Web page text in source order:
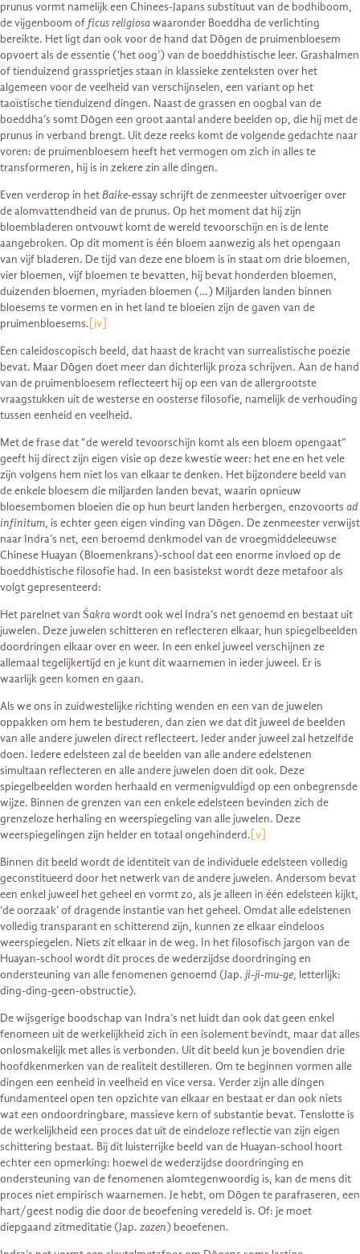
prunus vormt namelijk een Chinees-Japans substituut van de bodhiboom,
de vijgenboom of ficus religiosawaaronder Boeddha de verlichting
bereikte. Het ligt dan ook voor de hand dat Dōgen de pruimenbloesem
opvoert als de essentie (‘het oog’) van de boeddhistische leer. Grashalmen
of tienduizend grassprietjes staan in klassieke zenteksten over het
algemeen voor de veelheid van verschijnselen, een variant op het
taoïstische tienduizend dingen. Naast de grassen en oogbal van de
boeddha’s somt Dōgen een groot aantal andere beelden op, die hij met de
prunus in verband brengt. Uit deze reeks komt de volgende gedachte naar
voren: de pruimenbloesem heeft het vermogen om zich in alles te
transformeren, hij is in zekere zin alle dingen.
Even verderop in hetBaike-essay schrijft de zenmeester uitvoeriger over
de alomvattendheid van de prunus. Op het moment dat hij zijn
bloembladeren ontvouwt komt de wereld tevoorschijn en is de lente
aangebroken. Op dit moment is één bloem aanwezig als het opengaan
van vijf bladeren. De tijd van deze ene bloem is in staat om drie bloemen,
vier bloemen, vijf bloemen te bevatten, hij bevat honderden bloemen,
duizenden bloemen, myriaden bloemen (…) Miljarden landen binnen
bloesems te vormen en in het land te bloeien zijn de gaven van de
pruimenbloesems. [iv]
Een caleidoscopisch beeld, dat haast de kracht van surrealistische poëzie
bevat. Maar Dōgen doet meer dan dichterlijk proza schrijven. Aan de hand
van de pruimenbloesem reflecteert hij op een van de allergrootste
vraagstukken uit de westerse en oosterse filosofie, namelijk de verhouding
tussen eenheid en veelheid.
Met de frase dat “de wereld tevoorschijn komt als een bloem opengaat”
geeft hij direct zijn eigen visie op deze kwestie weer: het ene en het vele
zijn volgens hem niet los van elkaar te denken. Het bijzondere beeld van
de enkele bloesem die miljarden landen bevat, waarin opnieuw
bloesembomen bloeien die op hun beurt landen herbergen, enzovoorts ad
infinitum, is echter geen eigen vinding van Dōgen. De zenmeester verwijst
naar Indra’s net, een beroemd denkmodel van de vroegmiddeleeuwse
Chinese Huayan (Bloemenkrans)-school dat een enorme invloed op de
boeddhistische filosofie had. In een basistekst wordt deze metafoor als
volgt gepresenteerd:
Het parelnet van Śakrawordt ook wel Indra’s net genoemd en bestaat uit
juwelen. Deze juwelen schitteren en reflecteren elkaar, hun spiegelbeelden
doordringen elkaar over en weer. In een enkel juweel verschijnen ze
allemaal tegelijkertijd en je kunt dit waarnemen in ieder juweel. Er is
waarlijk geen komen en gaan.
Als we ons in zuidwestelijke richting wenden en een van de juwelen
oppakken om hem te bestuderen, dan zien we dat dit juweel de beelden
van alle andere juwelen direct reflecteert. Ieder ander juweel zal hetzelfde
doen. Iedere edelsteen zal de beelden van alle andere edelstenen
simultaan reflecteren en alle andere juwelen doen dit ook. Deze
spiegelbeelden worden herhaald en vermenigvuldigd op een onbegrensde
wijze. Binnen de grenzen van een enkele edelsteen bevinden zich de
grenzeloze herhaling en weerspiegeling van alle juwelen. Deze
weerspiegelingen zijn helder en totaal ongehinderd. [v]
Binnen dit beeld wordt de identiteit van de individuele edelsteen volledig
geconstitueerd door het netwerk van de andere juwelen. Andersom bevat
een enkel juweel het geheel en vormt zo, als je alleen in één edelsteen kijkt,
‘de oorzaak’ of dragende instantie van het geheel. Omdat alle edelstenen
volledig transparant en schitterend zijn, kunnen ze elkaar eindeloos
weerspiegelen. Niets zit elkaar in de weg. In het filosofisch jargon van de
Huayan-school wordt dit proces de wederzijdse doordringing en
ondersteuning van alle fenomenen genoemd (Jap. ji-ji-mu-ge, letterlijk:
ding-ding-geen-obstructie).
De wijsgerige boodschap van Indra’s net luidt dan ook dat geen enkel
fenomeen uit de werkelijkheid zich in een isolement bevindt, maar dat alles
onlosmakelijk met alles is verbonden. Uit dit beeld kun je bovendien drie
hoofdkenmerken van de realiteit destilleren. Om te beginnen vormen alle
dingen een eenheid in veelheid en vice versa. Verder zijn alle dingen
fundamenteel open ten opzichte van elkaar en bestaat er dan ook niets
wat een ondoordringbare, massieve kern of substantie bevat. Tenslotte is
de werkelijkheid een proces dat uit de eindeloze reflectie van zijn eigen
schittering bestaat. Bij dit luisterrijke beeld van de Huayan-school hoort
echter een opmerking: hoewel de wederzijdse doordringing en
ondersteuning van de fenomenen alomtegenwoordig is, kan de mens dit
proces niet empirisch waarnemen. Je hebt, om Dōgen te parafraseren, een
hart/geest nodig die door de beoefening veredeld is. Of: je moet
diepgaand zitmeditatie (Jap. zazen) beoefenen.